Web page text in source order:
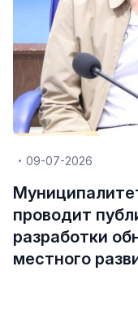
09-07-2026
проводит
разработки
местного